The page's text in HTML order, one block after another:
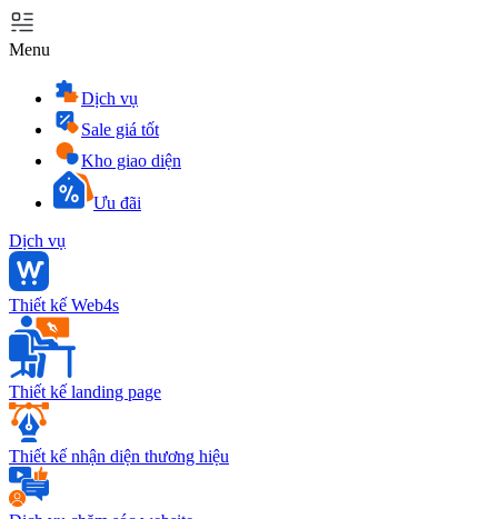
Menu
Dịch vụ
Sale giá tốt
Kho giao diện
Ưu đãi
Dịch vụ
Thiết kế Web4s
Thiết kế landing page
Thiết kế nhận diện thương hiệu